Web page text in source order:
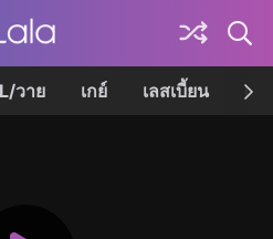
วาย เกย์ เลสเบี้ยน เค